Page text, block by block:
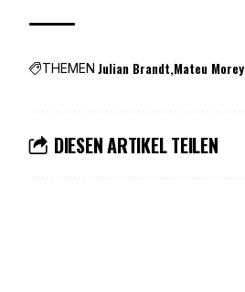
THEMEN Julian Brandt Mateu Morey
DIESEN ARTIKEL TEILEN